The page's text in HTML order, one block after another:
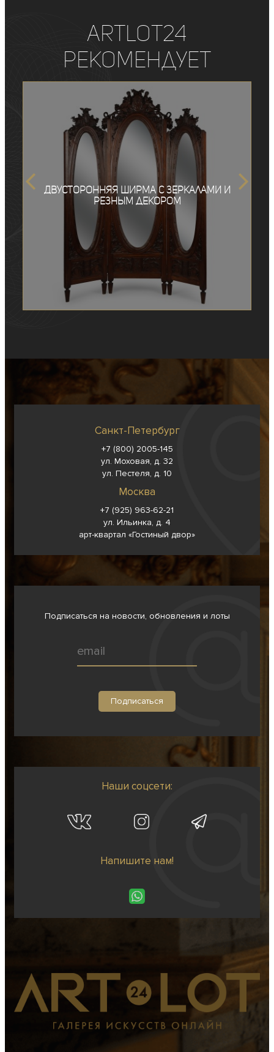
ArtLot24
рекомендует
Двусторонняя ширма с зеркалами и
резным декором
Санкт-Петербург
+7 (800) 2005-145
ул. Моховая, д. 32
ул. Пестеля, д. 10
Москва
+7 (925) 963-62-21
ул. Ильинка, д. 4
арт-квартал «Гостиный двор»
Подписаться на новости, обновления и лоты
Наши соцсети:
Напишите нам!